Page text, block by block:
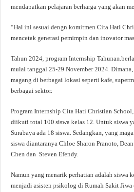
mendapatkan pelajaran berharga yang akan
“Hal ini sesuai dengn komitmen Cita Hati
mencetak generasi pemimpin dan inovator
Tahun 2024, program Internship
mulai tanggal 25-29 November 2024.
magang di berbagai lokasi seperti kafe,
berbagai sektor.
Program Internship Cita Hati Christian
diikuti total 100 siswa kelas 12. Untuk siswa
Surabaya ada 18 siswa. Sedangkan, yang
siswa diantaranya Chloe Sharon Pranoto,
Chen dan Steven Efendy.
Namun yang menarik perhatian adalah siswa
menjadi asisten psikolog di Rumah Sakit Jiwa